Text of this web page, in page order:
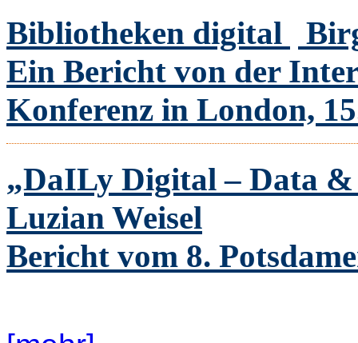
Bibliotheken digital
Ein Bericht von der
Konferenz in London,
„DaILy Digital – Data
Luzian Weisel
Bericht vom 8.